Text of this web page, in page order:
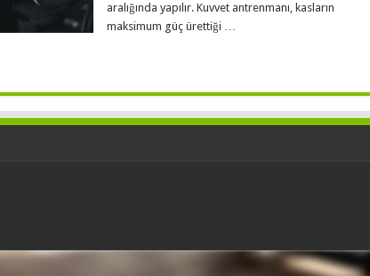
aralığında yapılır. Kuvvet antrenmanı, kasların
maksimum güç ürettiği …